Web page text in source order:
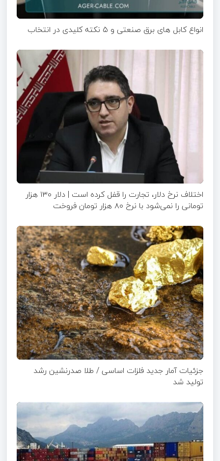
انواع کابل های برق صنعتی و ۵ نکته کلیدی در انتخاب
اختلاف نرخ دلار، تجارت را قفل کرده است | دلار ۱۳۰ هزار
تومانی را نمی‌شود با نرخ ۸۰ هزار تومان فروخت
جزئیات آمار جدید فلزات اساسی / طلا صدرنشین رشد
تولید شد